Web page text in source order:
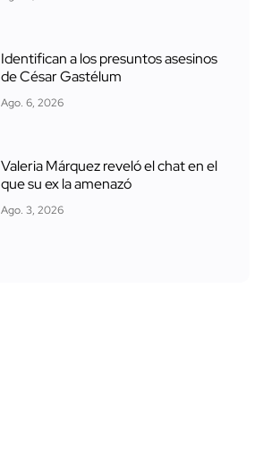
Identifican a los presuntos asesinos
de César Gastélum
Ago. 6, 2026
Valeria Márquez reveló el chat en el
que su ex la amenazó
Ago. 3, 2026